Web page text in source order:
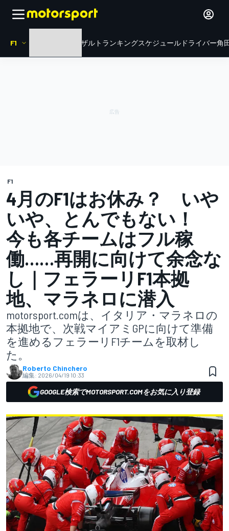
F1 リザルト ランキングスケジュール ドライバー角
F1
4月のF1はお休み？ いや
いや、とんでもない！
今も各チームはフル稼
働……再開に向けて余念な
し｜フェラーリF1本拠
地、マラネロに潜入
motorsport.comは、イタリア・マラネロの
本拠地で、次戦マイアミGPに向けて準備
を進めるフェラーリF1チームを取材し
た。
Roberto Chinchero
編集: 2026/04/19 10:33
GOOGLE検索でMOTORSPORT.COMをお気に入り登録